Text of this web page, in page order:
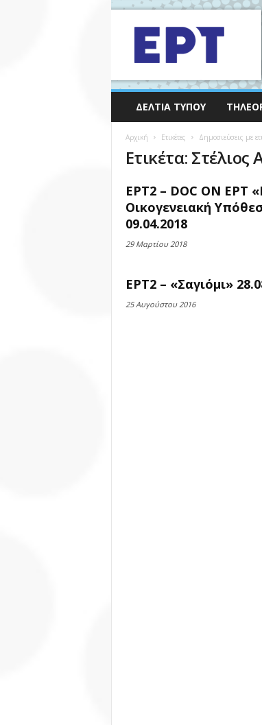
ΔΕΛΤΊΑ ΤΎΠΟΥ
Αρχική Ετικέτες Δημοσιεύσεις με
Ετικέτα:
ΕΡΤ2 – DOC ON ΕΡΤ
Οικογενειακή
09.04.2018
29 Μαρτίου 2018
ΕΡΤ2 – «Σαγιόμι»
25 Αυγούστου 2016